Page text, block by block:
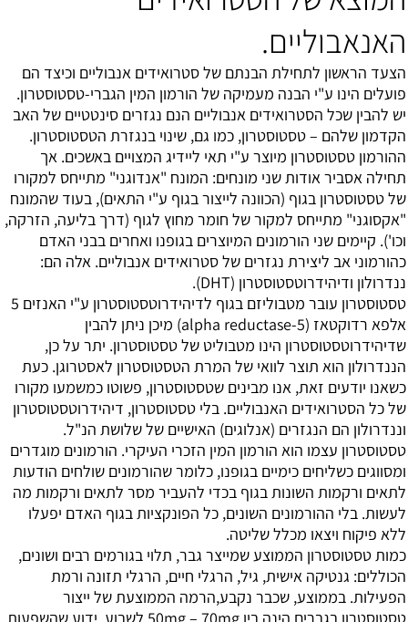
האנאבוליים.
הצעד הראשון לתחילת הבנתם של סטרואידים אנבוליים וכיצד הם
פועלים הינו ע"י הבנה מעמיקה של הורמון המין הגברי-טסטוסטרון.
יש להבין שכל הסטרואידים אנבוליים הנם נגזרים סינטטיים של האב
הקדמון שלהם – טסטוסטרון, כמו גם, שינוי בנגזרת הטסטוסטרון.
ההורמון טסטוסטרון מיוצר ע"י תאי ליידיג המצויים באשכים. אך
תחילה אסביר אודות שני מונחים: המונח "אנדוגני" מתייחס למקורו
של טסטוסטרון בגוף (הכוונה לייצור בגוף ע"י התאים), בעוד שהמונח
"אקסוגני" מתייחס למקור של חומר מחוץ לגוף (דרך בליעה, הזרקה,
וכו'). קיימים שני הורמונים המיוצרים בגופנו ואחרים בבני האדם
כהורמוני אב ליצירת נגזרים של סטרואידים אנבוליים. אלה הם:
ננדרולון ודיהידרוטסטוסטרון (DHT).
טסטוסטרון עובר מטבוליזם בגוף לדיהידרוטסטוסטרון ע"י האנזים 5
אלפא רדוקטאז (5-alpha reductase) מיכן ניתן להבין
שדיהידרוטסטוסטרון הינו מטבוליט של טסטוסטרון. יתר על כן,
הננדרולון הוא תוצר לוואי של המרת הטסטוסטרון לאסטרוגן. כעת
כשאנו יודעים זאת, אנו מבינים שטסטוסטרון, פשוטו כמשמעו מקורו
של כל הסטרואידים האנבוליים. בלי טסטוסטרון, דיהידרוטסטוסטרון
וננדרולון הם הנגזרים (אנלוגים) האישיים של שלושת הנ"ל.
טסטוסטרון עצמו הוא הורמון המין הזכרי העיקרי. הורמונים מוגדרים
ומסווגים כשליחים כימיים בגופנו, כלומר שהורמונים שולחים הודעות
לתאים ורקמות השונות בגוף בכדי להעביר מסר לתאים ורקמות מה
לעשות. בלי ההורמונים השונים, כל הפונקציות בגוף האדם יפעלו
ללא פיקוח ויצאו מכלל שליטה.
כמות טסטוסטרון הממוצע שמייצר גבר, תלוי בגורמים רבים ושונים,
הכוללים: גנטיקה אישית, גיל, הרגלי חיים, הרגלי תזונה ורמת
הפעילות. בממוצע, שכבר נקבע,הרמה הממוצעת של ייצור
טסטוסטרון בגברים הינה בין 50mg – 70mg לשבוע. ידוע שהשפעות